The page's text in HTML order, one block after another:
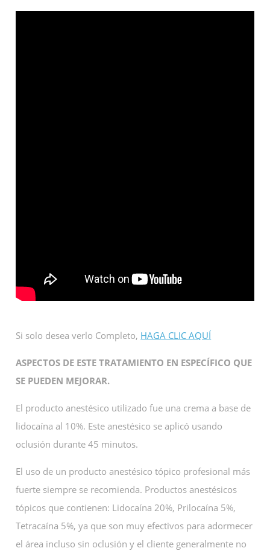
Si solo desea verlo Completo, HAGA CLIC AQUÍ
ASPECTOS DE ESTE TRATAMIENTO EN ESPECÍFICO QUE
SE PUEDEN MEJORAR.
El producto anestésico utilizado fue una crema a base de
lidocaína al 10%. Este anestésico se aplicó usando
oclusión durante 45 minutos.
El uso de un producto anestésico tópico profesional más
fuerte siempre se recomienda. Productos anestésicos
tópicos que contienen: Lidocaína 20%, Prilocaína 5%,
Tetracaína 5%, ya que son muy efectivos para adormecer
el área incluso sin oclusión y el cliente generalmente no